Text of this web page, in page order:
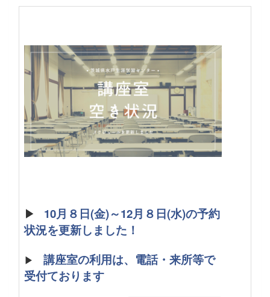
▶
10月８日(金)～12月８日(水)の予約
状況を更新しました！
▶ 講座室の利用は、電話・来所等で
受付ております